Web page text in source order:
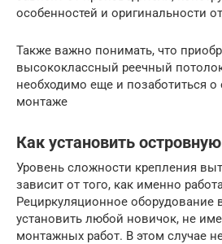
особенностей и оригинальности
Также важно понимать, что
высококлассный реечный
необходимо еще и позаботиться о
монтаже
Как установить
Уровень сложности крепления
зависит от того, как именно
Рециркуляционное оборудование
установить любой новичок, не
монтажных работ. В этом случае